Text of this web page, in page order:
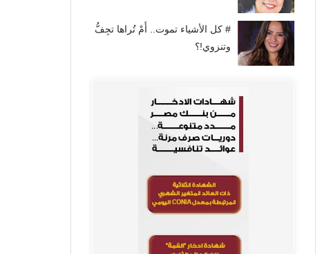
# كل الأشياء تموت.. أَمْ تُراها تجِفُّ
وتنزوي!؟